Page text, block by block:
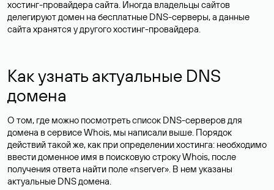
хостинг-провайдера сайта. Иногда владельцы сайтов
делегируют домен на бесплатные DNS-серверы, а данные
сайта хранятся у другого хостинг-провайдера.
Как узнать актуальные DNS
домена
О том, где можно посмотреть список DNS-серверов для
домена в сервисе Whois, мы написали выше. Порядок
действий такой же, как при определении хостинга: необходимо
ввести доменное имя в поисковую строку Whois, после
получения ответа найти поле «nserver». В нем указаны
актуальные DNS домена.